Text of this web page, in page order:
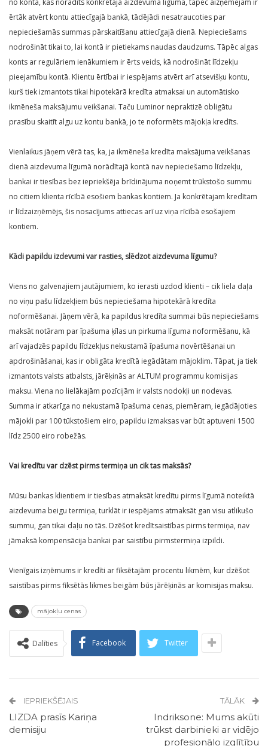
no konta, kas norādīts konkrētajā aizdevuma līgumā, tāpēc aizņēmējam ir
ērtāk atvērt kontu attiecīgajā bankā, tādējādi nesatraucoties par
nepieciešamās summas pārskaitīšanu attiecīgajā dienā. Nepieciešams
nodrošināt tikai to, lai kontā ir pietiekams naudas daudzums. Tāpēc algas
konts ar regulāriem ienākumiem ir ērts veids, kā nodrošināt līdzekļu
pieejamību kontā. Klientu ērtībai ir iespējams atvērt arī atsevišķu kontu,
kurš tiek izmantots tikai hipotekārā kredīta atmaksai un automātisko
ikmēneša maksājumu veikšanai. Taču Luminor nepraktizē obligātu
prasību skaitīt algu uz kontu bankā, jo te noformēts mājokļa kredīts.
Vienlaikus jāņem vērā tas, ka, ja ikmēneša kredīta maksājuma veikšanas
dienā aizdevuma līgumā norādītajā kontā nav nepieciešamo līdzekļu,
bankai ir tiesības bez iepriekšēja brīdinājuma noņemt trūkstošo summu
no citiem klienta rīcībā esošiem bankas kontiem. Ja konkrētajam kredītam
ir līdzaizņēmējs, šis nosacījums attiecas arī uz viņa rīcībā esošajiem
kontiem.
Kādi papildu izdevumi var rasties, slēdzot aizdevuma līgumu?
Viens no galvenajiem jautājumiem, ko ierasti uzdod klienti – cik liela daļa
no viņu pašu līdzekļiem būs nepieciešama hipotekārā kredīta
noformēšanai. Jāņem vērā, ka papildus kredīta summai būs nepieciešams
maksāt notāram par īpašuma ķīlas un pirkuma līguma noformēšanu, kā
arī vajadzēs papildu līdzekļus nekustamā īpašuma novērtēšanai un
apdrošināšanai, kas ir obligāta kredītā iegādātam mājoklim. Tāpat, ja tiek
izmantots valsts atbalsts, jārēķinās ar ALTUM programmu komisijas
maksu. Viena no lielākajām pozīcijām ir valsts nodokļi un nodevas.
Summa ir atkarīga no nekustamā īpašuma cenas, piemēram, iegādājoties
mājokli par 100 tūkstošiem eiro, papildu izmaksas var būt aptuveni 1500
līdz 2500 eiro robežās.
Vai kredītu var dzēst pirms termiņa un cik tas maksās?
Mūsu bankas klientiem ir tiesības atmaksāt kredītu pirms līgumā noteiktā
aizdevuma beigu termiņa, turklāt ir iespējams atmaksāt gan visu atlikušo
summu, gan tikai daļu no tās. Dzēšot kredītsaistības pirms termiņa, nav
jāmaksā kompensācija bankai par saistību pirmstermiņa izpildi.
Vienīgais izņēmums ir kredīti ar fiksētajām procentu likmēm, kur dzēšot
saistības pirms fiksētās likmes beigām būs jārēķinās ar komisijas maksu.
mājokļu cenas
Dalīties Facebook Twitter
IEPRIEKŠĒJAIS
LIZDA prasīs Kariņa
demisiju
TĀLĀK
Indriksone: Mums akūti
trūkst darbinieki ar vidējo
profesionālo izglītību